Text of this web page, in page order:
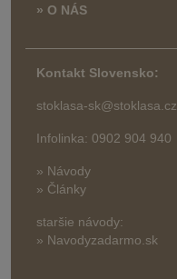
» O NÁS
Kontakt Slovensko:
stoklasa-sk@stoklasa.cz
Infolinka: 0902 904 940
» Návody
» Články
staršie návody:
» Navodyzadarmo.sk